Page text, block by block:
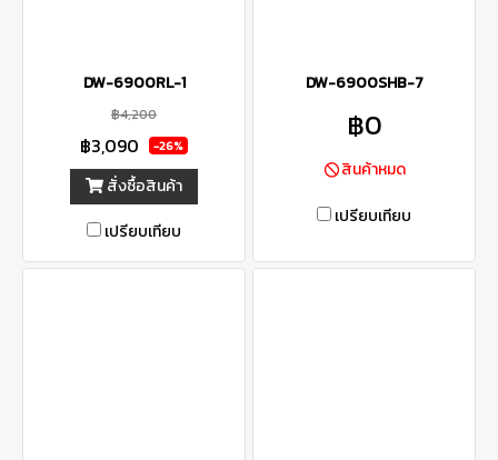
DW-6900RL-1
฿4,200
฿3,090 -26%
สั่งซื้อสินค้า
เปรียบเทียบ
DW-6900SHB-7
฿0
สินค้าหมด
เปรียบเทียบ